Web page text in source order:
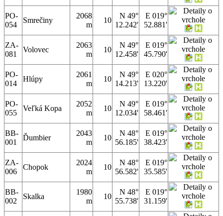
PO-
054
Smrečiny
2068
m
10
N 49°
12.242'
E 019°
52.881'
ZA-
081
Volovec
2063
m
10
N 49°
12.458'
E 019°
45.790'
PO-
014
Hlúpy
2061
m
10
N 49°
14.213'
E 020°
13.220'
PO-
055
Veľká Kopa
2052
m
10
N 49°
12.034'
E 019°
58.461'
BB-
001
Ďumbier
2043
m
10
N 48°
56.185'
E 019°
38.423'
ZA-
006
Chopok
2024
m
10
N 48°
56.582'
E 019°
35.585'
BB-
002
Skalka
1980
m
10
N 48°
55.738'
E 019°
31.159'